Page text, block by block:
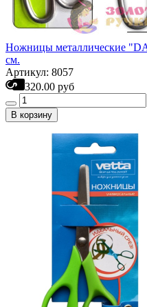
Ножницы металлические
см.
Артикул: 8057
320.00 руб
В корзину